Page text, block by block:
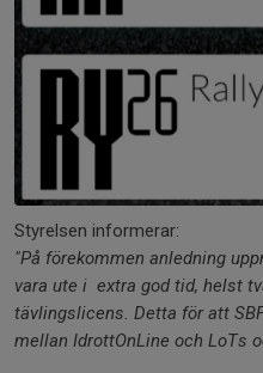
Styrelsen informerar:
"På förekommen anledning
vara ute i extra god tid, helst
tävlingslicens. Detta för att
mellan IdrottOnLine och LoTs